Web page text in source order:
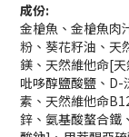
成份:
金槍魚、金槍魚肉
粉、葵花籽油、天
鎂、天然維他命[
吡哆醇鹽酸鹽、D-
素、天然維他命
鋅、氨基酸螯合鐵